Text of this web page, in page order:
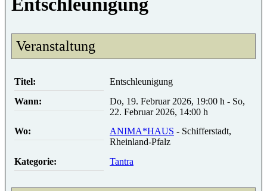
Veranstaltung
Titel:
Entschleunigung
Wann:
Do, 19. Februar 2026, 19:00 h - So,
22. Februar 2026, 14:00 h
Wo:
ANIMA*HAUS - Schifferstadt,
Rheinland-Pfalz
Kategorie:
Tantra